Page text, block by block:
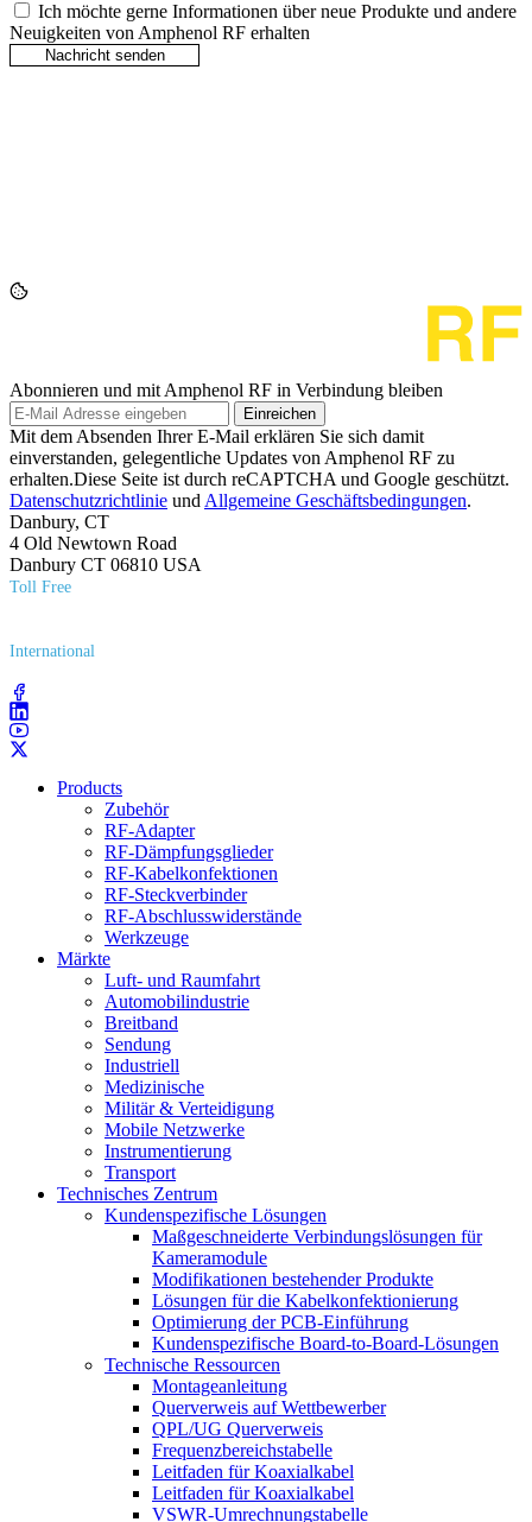
Ich möchte gerne Informationen über neue Produkte und andere
Neuigkeiten von Amphenol RF erhalten
Abonnieren und mit Amphenol RF in Verbindung bleiben
Einreichen
Mit dem Absenden Ihrer E-Mail erklären Sie sich damit
einverstanden, gelegentliche Updates von Amphenol RF zu
erhalten.Diese Seite ist durch reCAPTCHA und Google geschützt.
Datenschutzrichtlinie und Allgemeine Geschäftsbedingungen.
Danbury, CT
4 Old Newtown Road
Danbury CT 06810 USA
Toll Free
International
Products
Zubehör
RF-Adapter
RF-Dämpfungsglieder
RF-Kabelkonfektionen
RF-Steckverbinder
RF-Abschlusswiderstände
Werkzeuge
Märkte
Luft- und Raumfahrt
Automobilindustrie
Breitband
Sendung
Industriell
Medizinische
Militär & Verteidigung
Mobile Netzwerke
Instrumentierung
Transport
Technisches Zentrum
Kundenspezifische Lösungen
Maßgeschneiderte Verbindungslösungen für
Kameramodule
Modifikationen bestehender Produkte
Lösungen für die Kabelkonfektionierung
Optimierung der PCB-Einführung
Kundenspezifische Board-to-Board-Lösungen
Technische Ressourcen
Montageanleitung
Querverweis auf Wettbewerber
QPL/UG Querverweis
Frequenzbereichstabelle
Leitfaden für Koaxialkabel
Leitfaden für Koaxialkabel
VSWR-Umrechnungstabelle